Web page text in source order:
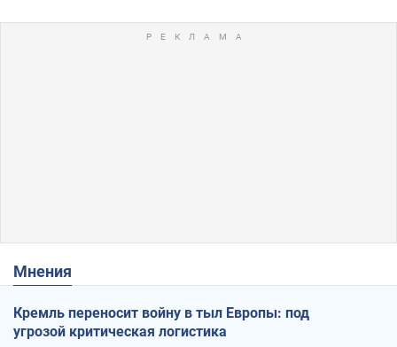
Мнения
Кремль переносит войну в тыл Европы: под
угрозой критическая логистика